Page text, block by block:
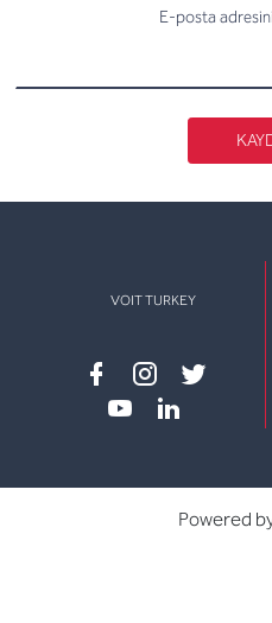
E-posta
VOIT TURKEY
Facebook
instagram
twitter
Powered